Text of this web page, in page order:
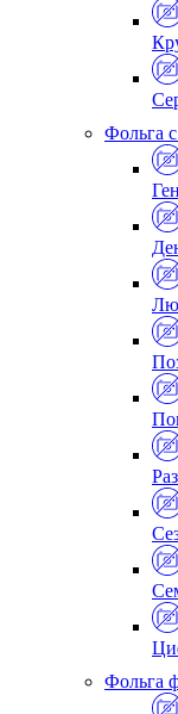
Фольга
Фольга